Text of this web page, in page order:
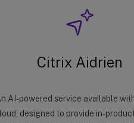
Citrix Aidrien
AI-powered service available
designed to provide in-